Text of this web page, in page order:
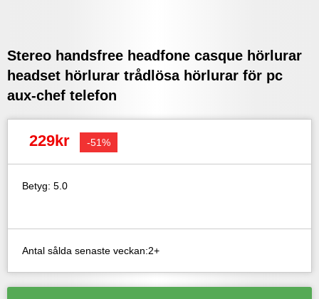
Stereo handsfree headfone casque hörlurar
headset hörlurar trådlösa hörlurar för pc
aux-chef telefon
229kr -51%
Betyg: 5.0
Antal sålda senaste veckan:2+